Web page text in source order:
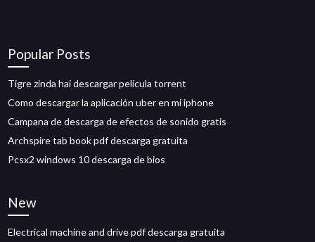
Popular Posts
Tigre zinda hai descargar película torrent
Como descargar la aplicación uber en mi iphone
Campana de descarga de efectos de sonido gratis
Archspire tab book pdf descarga gratuita
Pcsx2 windows 10 descarga de bios
New
Electrical machine and drive pdf descarga gratuita